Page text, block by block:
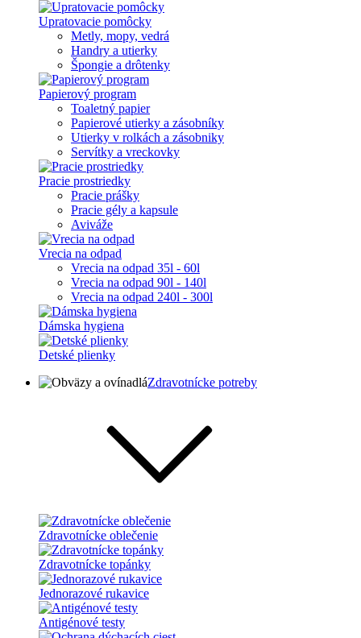
Upratovacie pomôcky
Metly, mopy, vedrá
Handry a utierky
Špongie a drôtenky
Papierový program
Toaletný papier
Papierové utierky a zásobníky
Utierky v rolkách a zásobniky
Servítky a vreckovky
Pracie prostriedky
Pracie prášky
Pracie gély a kapsule
Aviváže
Vrecia na odpad
Vrecia na odpad 35l - 60l
Vrecia na odpad 90l - 140l
Vrecia na odpad 240l - 300l
Dámska hygiena
Detské plienky
Zdravotnícke potreby
Zdravotnícke oblečenie
Zdravotnícke topánky
Jednorazové rukavice
Antigénové testy